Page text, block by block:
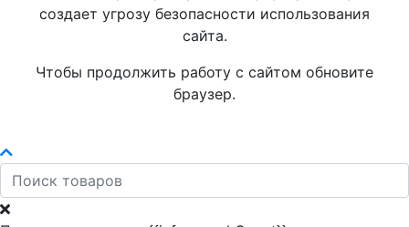
создает угрозу безопасности использования
сайта.
Чтобы продолжить работу с сайтом обновите
браузер.